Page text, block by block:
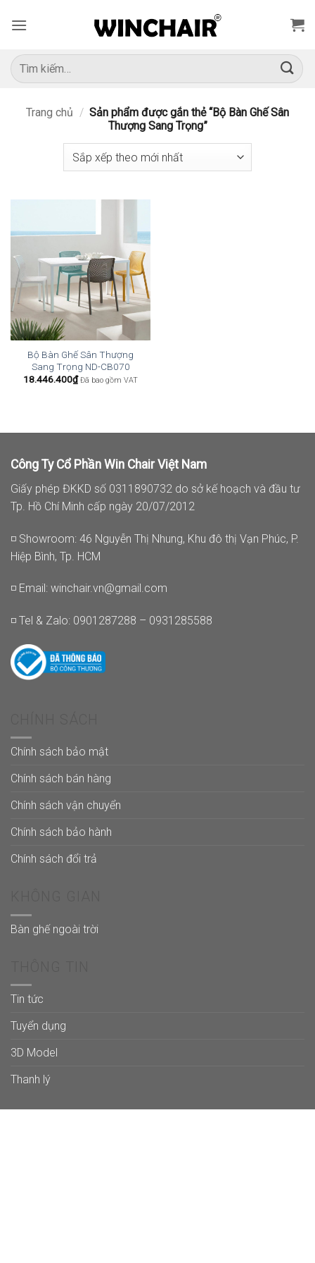
qua
dung
Tìm
kiếm:
Trang chủ / Sản phẩm được gắn thẻ “Bộ Bàn Ghế Sân
Thượng Sang Trọng”
Bộ Bàn Ghế Sân Thượng
Sang Trọng ND-CB070
18.446.400₫ Đã bao gồm VAT
Công Ty Cổ Phần Win Chair Việt Nam
Giấy phép ĐKKD số 0311890732 do sở kế hoạch và đầu tư
Tp. Hồ Chí Minh cấp ngày 20/07/2012
◽ Showroom: 46 Nguyễn Thị Nhung, Khu đô thị Vạn Phúc, P.
Hiệp Bình, Tp. HCM
◽ Email: winchair.vn@gmail.com
◽ Tel & Zalo: 0901287288 – 0931285588
Chính sách bảo mật
Chính sách bán hàng
Chính sách vận chuyển
Chính sách bảo hành
Chính sách đổi trả
Bàn ghế ngoài trời
Tin tức
Tuyển dụng
3D Model
Thanh lý